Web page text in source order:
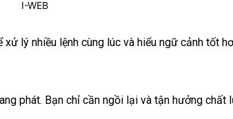
lý nhiều lệnh cùng lúc và hiểu ngữ cảnh tốt
phát. Bạn chỉ cần ngồi lại và tận hưởng